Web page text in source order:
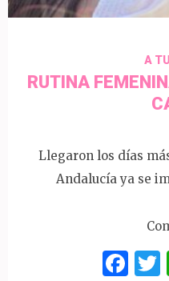
A
RUTINA
Llegaron los días
Andalucía ya se